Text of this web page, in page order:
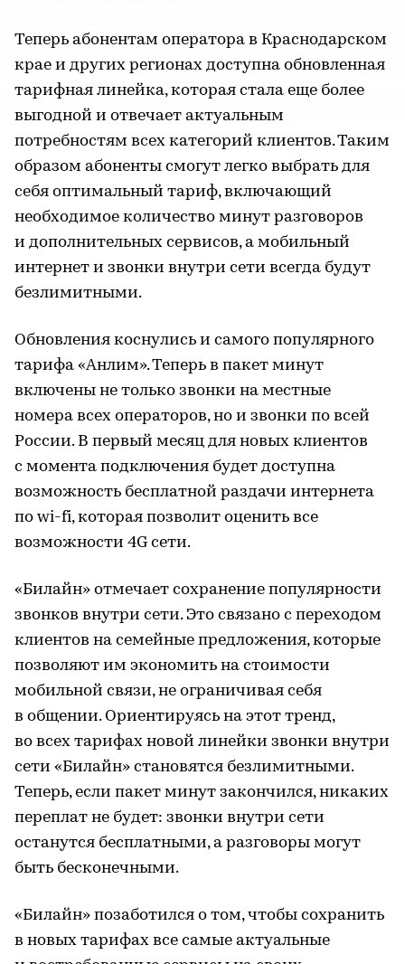
Теперь абонентам оператора в Краснодарском
крае и других регионах доступна обновленная
тарифная линейка, которая стала еще более
выгодной и отвечает актуальным
потребностям всех категорий клиентов. Таким
образом абоненты смогут легко выбрать для
себя оптимальный тариф, включающий
необходимое количество минут разговоров
и дополнительных сервисов, а мобильный
интернет и звонки внутри сети всегда будут
безлимитными.
Обновления коснулись и самого популярного
тарифа «Анлим». Теперь в пакет минут
включены не только звонки на местные
номера всех операторов, но и звонки по всей
России. В первый месяц для новых клиентов
с момента подключения будет доступна
возможность бесплатной раздачи интернета
по wi-fi, которая позволит оценить все
возможности 4G сети.
«Билайн» отмечает сохранение популярности
звонков внутри сети. Это связано с переходом
клиентов на семейные предложения, которые
позволяют им экономить на стоимости
мобильной связи, не ограничивая себя
в общении. Ориентируясь на этот тренд,
во всех тарифах новой линейки звонки внутри
сети «Билайн» становятся безлимитными.
Теперь, если пакет минут закончился, никаких
переплат не будет: звонки внутри сети
останутся бесплатными, а разговоры могут
быть бесконечными.
«Билайн» позаботился о том, чтобы сохранить
в новых тарифах все самые актуальные